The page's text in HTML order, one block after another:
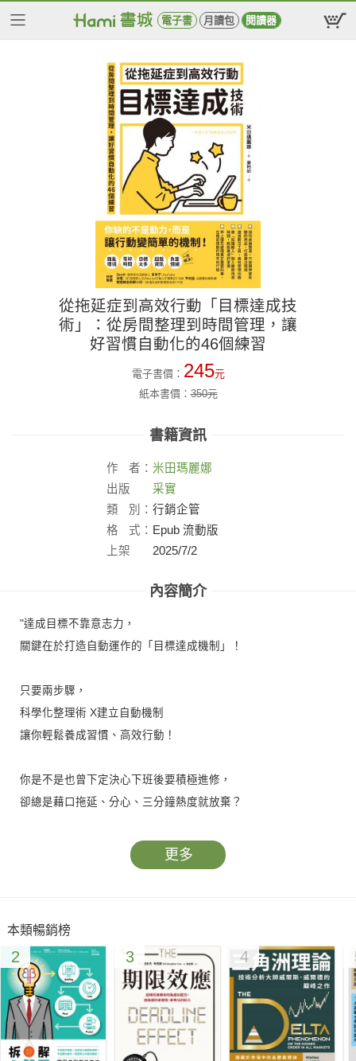
電子書 月讀包 閱讀器
從拖延症到高效行動「目標達成技
術」：從房間整理到時間管理，讓
好習慣自動化的46個練習
電子書價： 245元
紙本書價：350元
書籍資訊
作 者： 米田瑪麗娜
出版
社：
采實
類
別： 行銷企管
格
式： Epub 流動版
上架
2025/7/2
內容簡介
"達成目標不靠意志力，
關鍵在於打造自動運作的「目標達成機制」！
只要兩步驟，
科學化整理術 X建立自動機制
讓你輕鬆養成習慣、高效行動！
你是不是也曾下定決心下班後要積極進修，
卻總是藉口拖延、分心、三分鐘熱度就放棄？
l 全職上班族卻能考取MBA、持續進修、經營副業
她在全職工作之外，不僅將副業經營得有聲有色，
還念完MBA、考到不動產經紀人資格、進修商務英文和中文會
話，
同時每年持續撰寫一本書。
她是怎麼做到的？
更多
本類暢銷榜
2 3 4